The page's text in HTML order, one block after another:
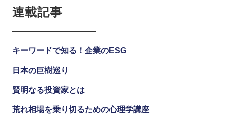
連載記事
キーワードで知る！企業のESG
日本の巨樹巡り
賢明なる投資家とは
荒れ相場を乗り切るための心理学講座